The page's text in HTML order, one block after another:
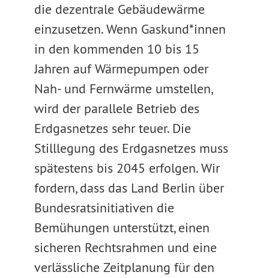
die dezentrale Gebäudewärme
einzusetzen. Wenn Gaskund*innen
in den kommenden 10 bis 15
Jahren auf Wärmepumpen oder
Nah- und Fernwärme umstellen,
wird der parallele Betrieb des
Erdgasnetzes sehr teuer. Die
Stilllegung des Erdgasnetzes muss
spätestens bis 2045 erfolgen. Wir
fordern, dass das Land Berlin über
Bundesratsinitiativen die
Bemühungen unterstützt, einen
sicheren Rechtsrahmen und eine
verlässliche Zeitplanung für den